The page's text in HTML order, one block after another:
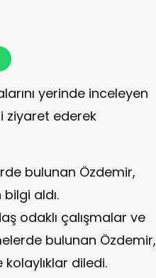
yerinde inceleyen
ziyaret ederek
bulunan Özdemir,
aldı.
odaklı çalışmalar ve
bulunan Özdemir,
diledi.